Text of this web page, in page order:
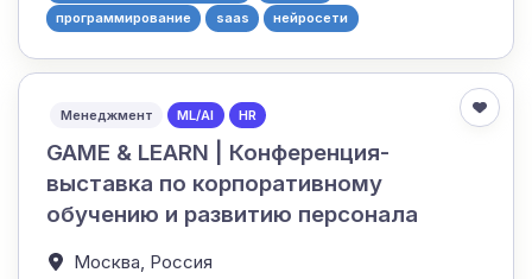
программирование
saas нейросети
Менеджмент ML/AI HR
GAME & LEARN | Конференция-
выставка по корпоративному
обучению и развитию персонала
Москва, Россия